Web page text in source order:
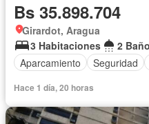
Bs 35.898.704
Girardot, Aragua
3 Habitaciones
2
Aparcamiento
Seguridad
Hace 1 día, 20 horas